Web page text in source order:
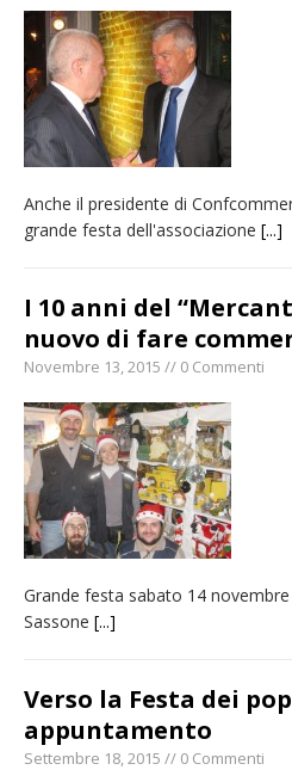
Anche il presidente di
grande festa dell'associazione [...]
I 10 anni del
nuovo di fare
Novembre 13, 2015 // 0 Commenti
Grande festa sabato 14
Sassone [...]
Verso la Festa dei
appuntamento
Settembre 18, 2015 // 0 Commenti